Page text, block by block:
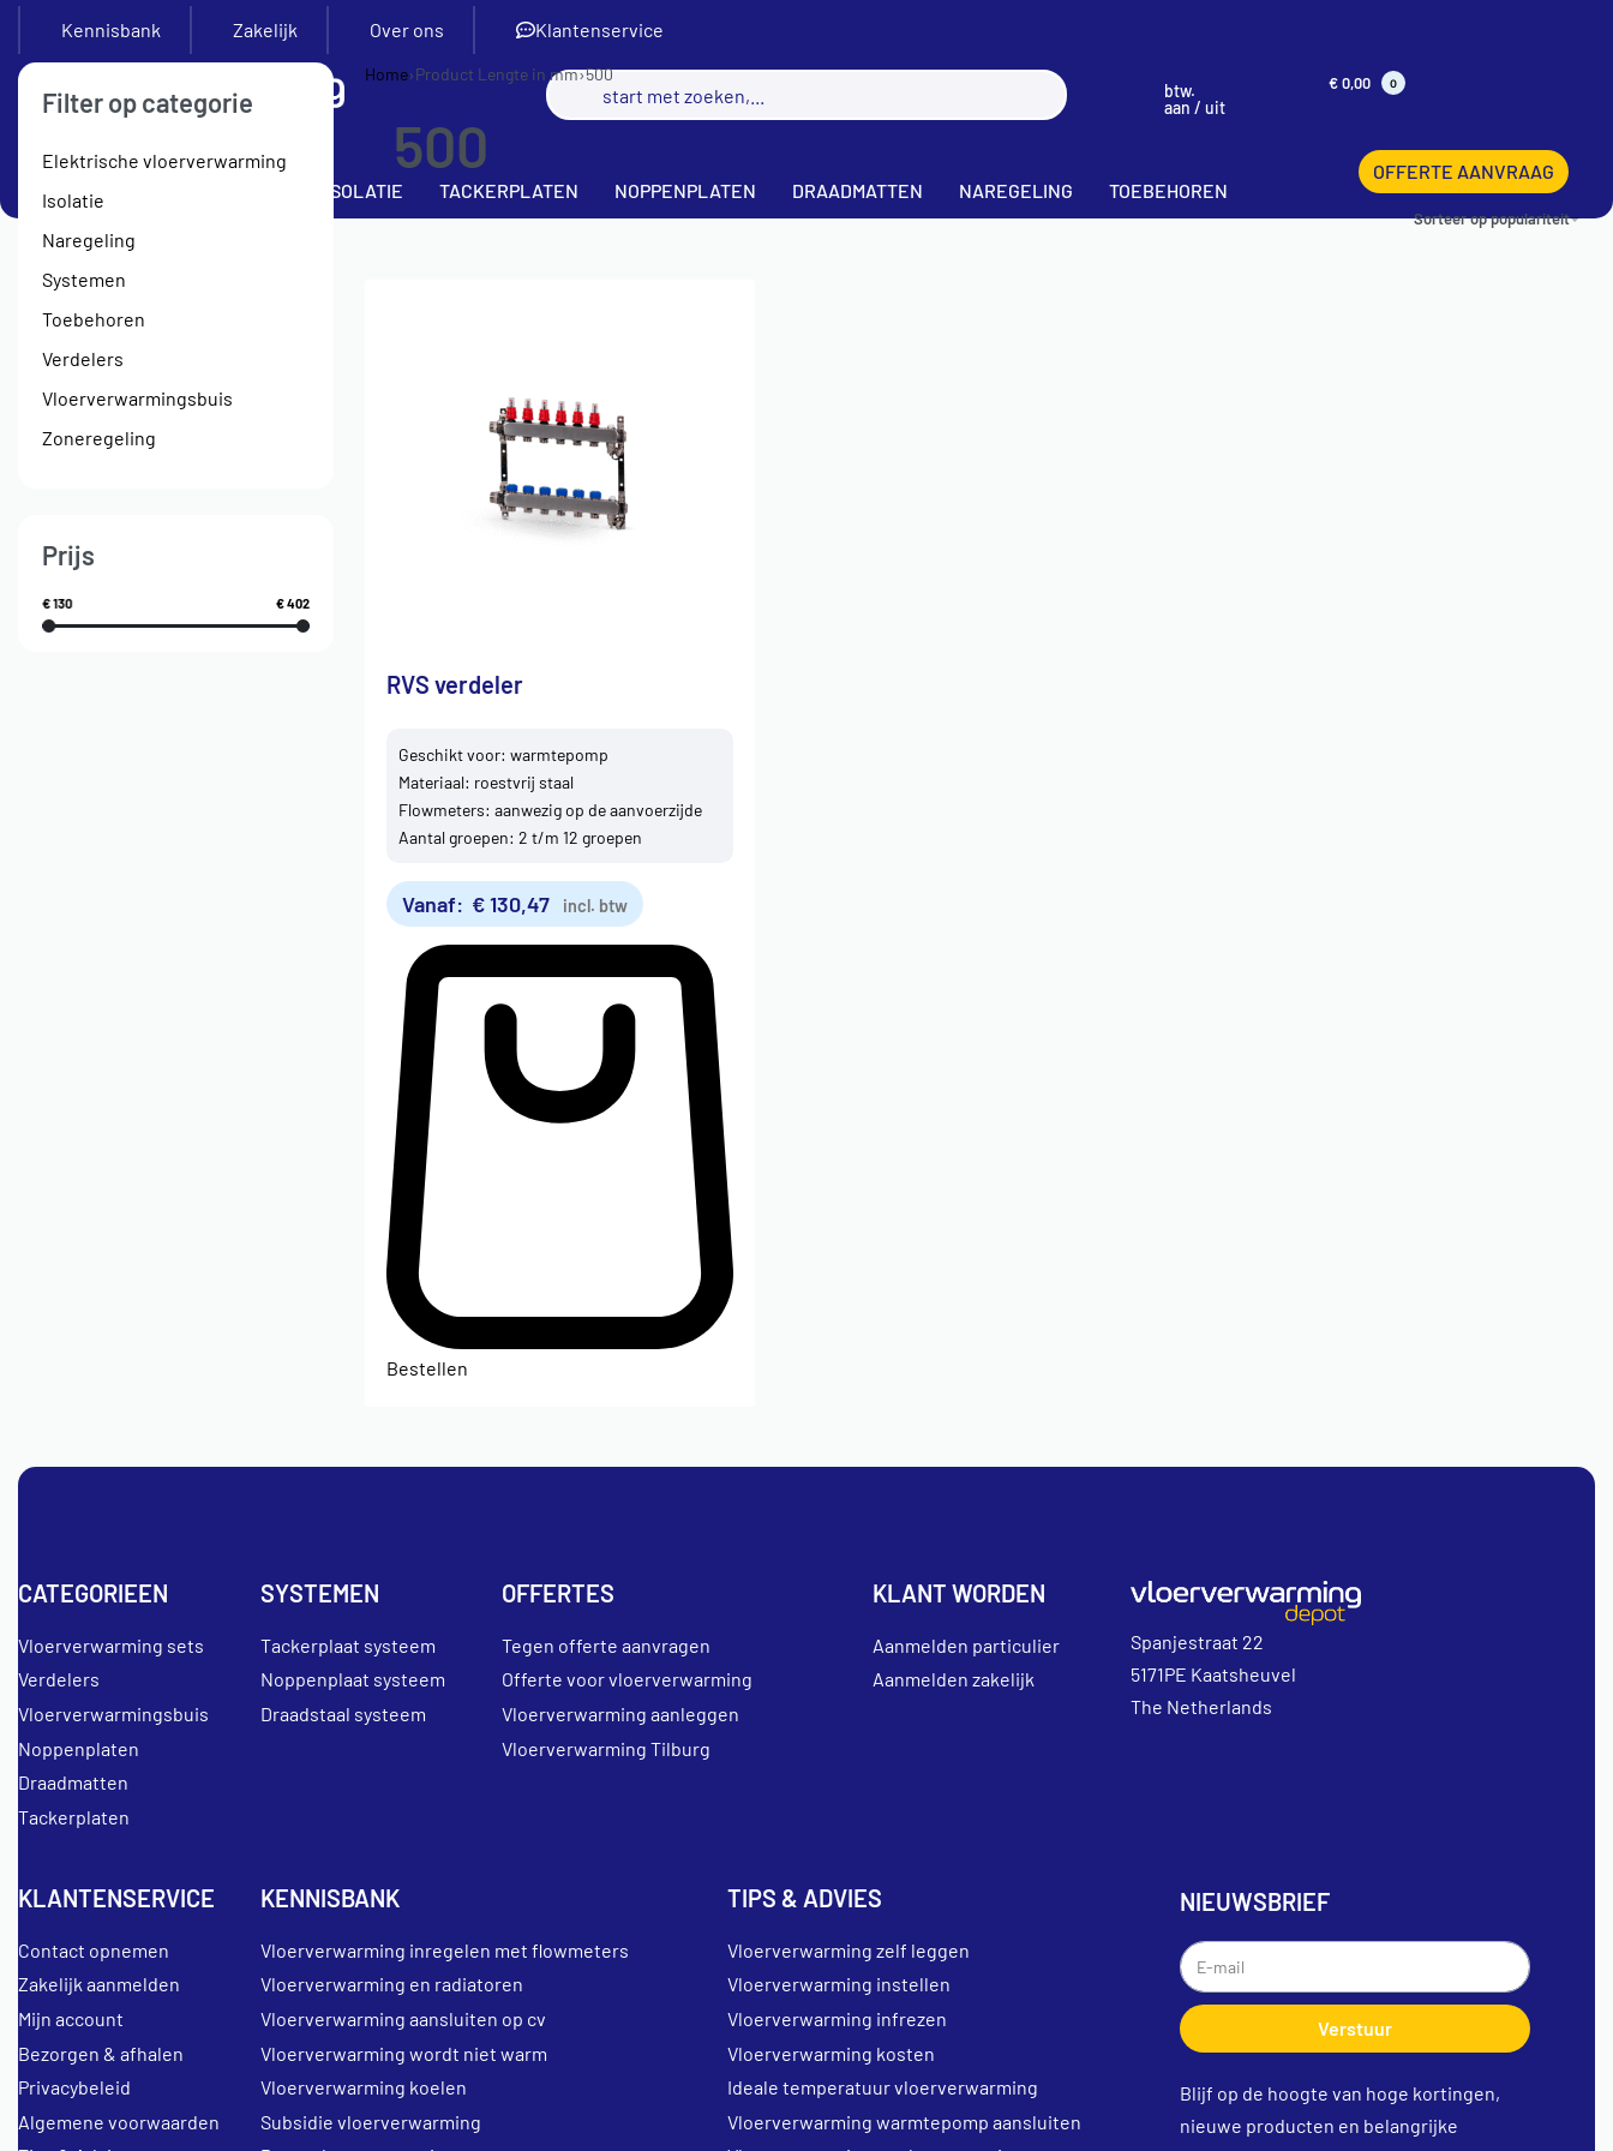
Kennisbank Zakelijk Over ons Klantenservice
btw.
aan / uit
€0,00 0
SETS ISOLATIE TACKERPLATEN NOPPENPLATEN DRAADMATTEN NAREGELING TOEBEHOREN
OFFERTE AANVRAAG
Filter op categorie
Elektrische vloerverwarming
Isolatie
Naregeling
Systemen
Toebehoren
Verdelers
Vloerverwarmingsbuis
Zoneregeling
Prijs
€ 130 € 402
Home›Product Lengte in mm›500
500
Sorteer op populariteit
RVS verdeler
Geschikt voor: warmtepomp
Materiaal: roestvrij staal
Flowmeters: aanwezig op de aanvoerzijde
Aantal groepen: 2 t/m 12 groepen
Vanaf: €130,47 incl. btw
Bestellen
CATEGORIEEN
Vloerverwarming sets
Verdelers
Vloerverwarmingsbuis
Noppenplaten
Draadmatten
Tackerplaten
SYSTEMEN
Tackerplaat systeem
Noppenplaat systeem
Draadstaal systeem
OFFERTES
Tegen offerte aanvragen
Offerte voor vloerverwarming
Vloerverwarming aanleggen
Vloerverwarming Tilburg
KLANT WORDEN
Aanmelden particulier
Aanmelden zakelijk
Spanjestraat 22
5171PE Kaatsheuvel
The Netherlands
KLANTENSERVICE
Contact opnemen
Zakelijk aanmelden
Mijn account
Bezorgen & afhalen
Privacybeleid
Algemene voorwaarden
KENNISBANK
Vloerverwarming inregelen met flowmeters
Vloerverwarming en radiatoren
Vloerverwarming aansluiten op cv
Vloerverwarming wordt niet warm
Vloerverwarming koelen
Subsidie vloerverwarming
TIPS & ADVIES
Vloerverwarming zelf leggen
Vloerverwarming instellen
Vloerverwarming infrezen
Vloerverwarming kosten
Ideale temperatuur vloerverwarming
Vloerverwarming warmtepomp aansluiten
NIEUWSBRIEF
Verstuur
Blijf op de hoogte van hoge kortingen,
nieuwe producten en belangrijke